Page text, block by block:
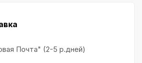
Почта" (2-5 р.дней)